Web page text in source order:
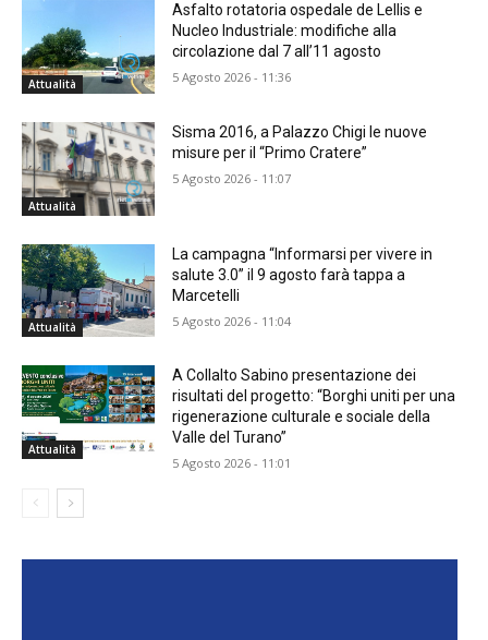
Attualità
Asfalto rotatoria ospedale de Lellis e
Nucleo Industriale: modifiche alla
circolazione dal 7 all’11 agosto
5 Agosto 2026 - 11:36
Attualità
Sisma 2016, a Palazzo Chigi le nuove
misure per il “Primo Cratere”
5 Agosto 2026 - 11:07
Attualità
La campagna “Informarsi per vivere in
salute 3.0” il 9 agosto farà tappa a
Marcetelli
5 Agosto 2026 - 11:04
Attualità
A Collalto Sabino presentazione dei
risultati del progetto: “Borghi uniti per una
rigenerazione culturale e sociale della
Valle del Turano”
5 Agosto 2026 - 11:01